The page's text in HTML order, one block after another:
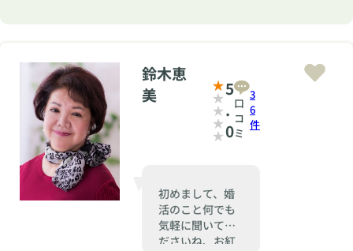
鈴木恵
美
初めまして、婚
活のこと何でも
気軽に聞いてく
ださいね、お紅
5
.
0
口
コ
ミ
3
6
件